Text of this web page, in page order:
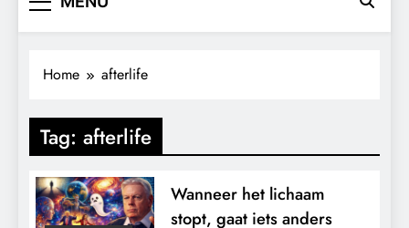
Home afterlife
Tag: afterlife
Wanneer het lichaam
stopt, gaat iets anders